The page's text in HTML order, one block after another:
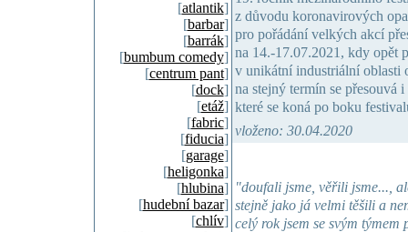
[atlantik]
[barbar]
[barrák]
[bumbum comedy]
[centrum pant]
[dock]
[etáž]
[fabric]
[fiducia]
[garage]
[heligonka]
[hlubina]
[hudební bazar]
[chlív]
z důvodu koronavirových
pro pořádání velkých akcí
na 14.-17.07.2021, kdy opět
v unikátní industriální oblasti
na stejný termín se přesouvá
které se koná po boku
vloženo: 30.04.2020
"doufali jsme, věřili jsme...,
stejně jako já velmi těšili a
celý rok jsem se svým